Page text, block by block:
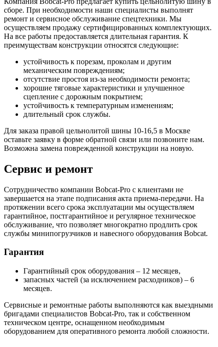
сборе. При необходимости наши специалисты выполнят
ремонт и сервисное обслуживание спецтехники. Мы
осуществляем продажу сертифицированных комплектующих.
На все работы предоставляется длительная гарантия. К
преимуществам конструкции относятся следующие:
устойчивость к порезам, проколам и другим
механическим повреждениям;
отсутствие простоя из-за необходимости ремонта;
хорошие тяговые характеристики и улучшенное
сцепление с дорожным покрытием;
устойчивость к температурным изменениям;
длительный срок службы.
Для заказа правой цельнолитой шины 10-16,5 в Москве
оставьте заявку в форме обратной связи или позвоните нам.
Возможна замена поврежденной конструкции на новую.
Сервис и ремонт
Сотрудничество компании Bobcat-Pro с клиентами не
завершается на этапе подписания акта приема-передачи. На
протяжении всего срока эксплуатации мы осуществляем
гарантийное, постгарантийное и регулярное техническое
обслуживание, что позволяет многократно продлить срок
службы минипогрузчиков и навесного оборудования Bobcat.
Гарантия
Гарантийный срок оборудования – 12 месяцев,
запасных частей (за исключением расходников) – 6
месяцев.
Сервисные и ремонтные работы выполняются как выездными
бригадами специалистов Bobcat-Pro, так и собственном
техническом центре, оснащенном необходимым
оборудованием для оперативного ремонта любой сложности.